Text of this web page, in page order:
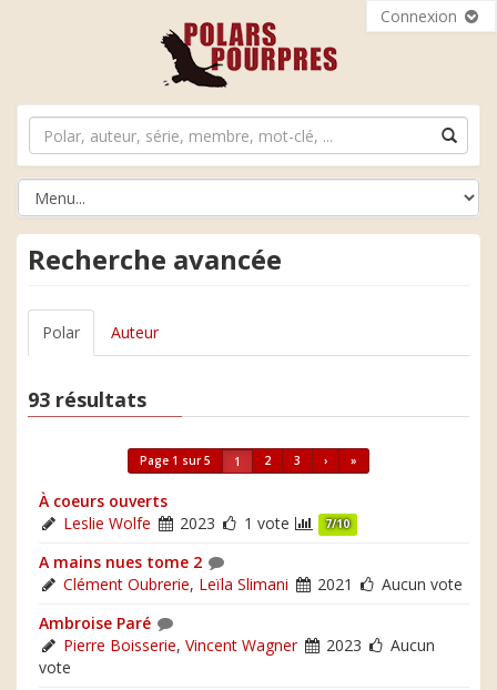
Connexion
Recherche avancée
Polar Auteur
93 résultats
Page 1 sur 5 1 2 3 › »
À coeurs ouverts
Leslie Wolfe
2023 1 vote 7/10
A mains nues tome 2
Clément Oubrerie, Leïla Slimani 2021
Aucun vote
Ambroise Paré
Pierre Boisserie, Vincent Wagner 2023
Aucun
vote